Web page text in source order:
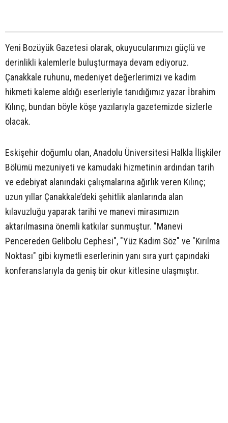
Yeni Bozüyük Gazetesi olarak, okuyucularımızı güçlü ve
derinlikli kalemlerle buluşturmaya devam ediyoruz.
Çanakkale ruhunu, medeniyet değerlerimizi ve kadim
hikmeti kaleme aldığı eserleriyle tanıdığımız yazar İbrahim
Kılınç, bundan böyle köşe yazılarıyla gazetemizde sizlerle
olacak.
Eskişehir doğumlu olan, Anadolu Üniversitesi Halkla İlişkiler
Bölümü mezuniyeti ve kamudaki hizmetinin ardından tarih
ve edebiyat alanındaki çalışmalarına ağırlık veren Kılınç;
uzun yıllar Çanakkale’deki şehitlik alanlarında alan
kılavuzluğu yaparak tarihi ve manevi mirasımızın
aktarılmasına önemli katkılar sunmuştur. "Manevi
Pencereden Gelibolu Cephesi", "Yüz Kadim Söz" ve "Kırılma
Noktası" gibi kıymetli eserlerinin yanı sıra yurt çapındaki
konferanslarıyla da geniş bir okur kitlesine ulaşmıştır.